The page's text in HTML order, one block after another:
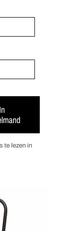
In
te lezen in